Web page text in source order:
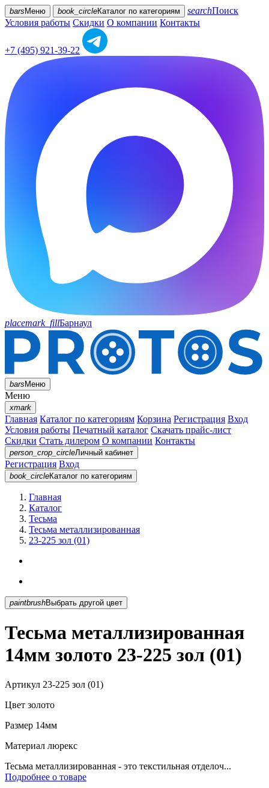
bars Меню book_circleКаталог по категориям searchПоиск
Условия работы Скидки О компании Контакты
+7 (495) 921-39-22
placemark_fillБарнаул
barsМеню
Меню
xmark
Главная Каталог по категориям Корзина Регистрация Вход
Условия работы Печатный каталог Скачать прайс-лист
Скидки Стать дилером О компании Контакты
person_crop_circleЛичный кабинет
Регистрация Вход
book_circleКаталог по категориям
Главная
Каталог
Тесьма
Тесьма металлизированная
23-225 зол (01)
paintbrush Выбрать другой цвет
Тесьма металлизированная
14мм золото 23-225 зол (01)
Артикул 23-225 зол (01)
Цвет золото
Размер 14мм
Материал люрекс
Тесьма металлизированная - это текстильная отделоч...
Подробнее о товаре